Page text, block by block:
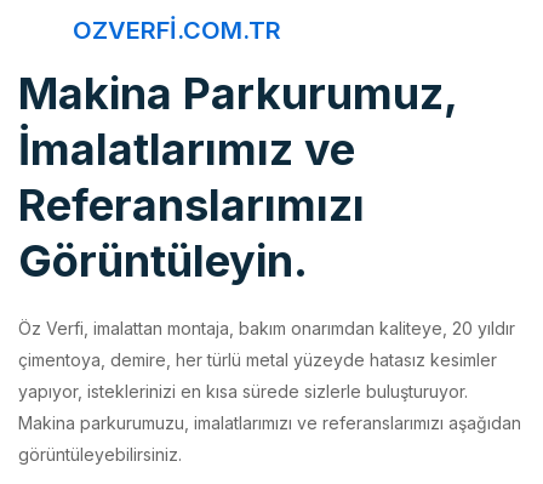
Makina Parkurumuz,
İmalatlarımız ve
Referanslarımızı
Görüntüleyin.
Öz Verfi, imalattan montaja, bakım onarımdan kaliteye, 20 yıldır
yapıyor, isteklerinizi en kısa sürede sizlerle buluşturuyor.
Makina parkurumuzu, imalatlarımızı ve referanslarımızı aşağıdan
görüntüleyebilirsiniz.